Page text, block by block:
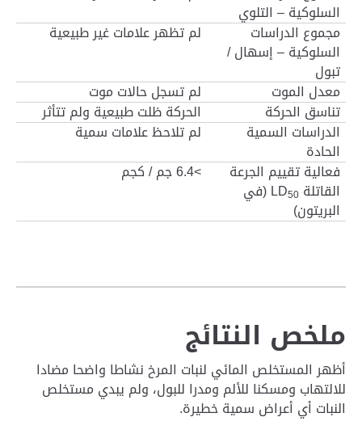
السلوكية – التلوي
مجموع الدراسات
السلوكية – إسهال /
تبول
لم تظهر علامات غير طبيعية
معدل الموت
لم تسجل حالات موت
تناسق الحركة
الحركة ظلت طبيعية ولم تتأثر
الدراسات السمية
الحادة
لم تلاحظ علامات سمية
فعالية تقييم الجرعة
القاتلة LD50 (في
البريتون)
<6.4 جم / كجم
ملخص النتائج
أظهر المستخلص المائي لنبات المرخ نشاطا واضحا مضادا
للالتهاب ومسكنا للألم ومدرا للبول، ولم يبدي مستخلص
النبات أي أعراض سمية خطيرة.